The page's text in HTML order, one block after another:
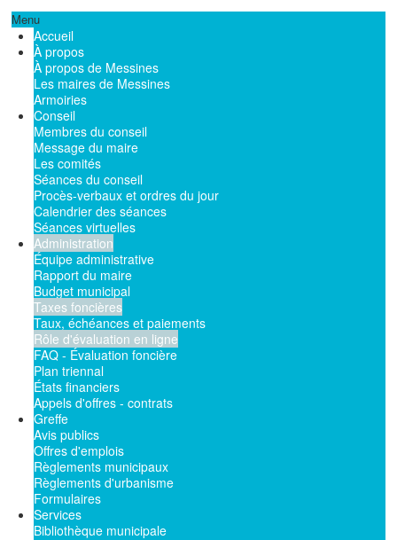
Menu
Accueil
À propos
À propos de Messines
Les maires de Messines
Armoiries
Conseil
Membres du conseil
Message du maire
Les comités
Séances du conseil
Procès-verbaux et ordres du jour
Calendrier des séances
Séances virtuelles
Administration
Équipe administrative
Rapport du maire
Budget municipal
Taxes foncières
Taux, échéances et paiements
Rôle d'évaluation en ligne
FAQ - Évaluation foncière
Plan triennal
États financiers
Appels d'offres - contrats
Greffe
Avis publics
Offres d'emplois
Règlements municipaux
Règlements d'urbanisme
Formulaires
Services
Bibliothèque municipale